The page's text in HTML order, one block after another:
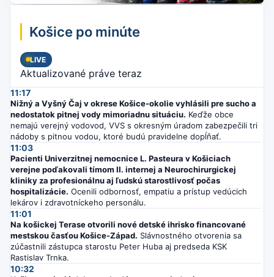
Košice po minúte
LIVE
Aktualizované práve teraz
11:17
Nižný a Vyšný Čaj v okrese Košice-okolie vyhlásili pre sucho a
nedostatok pitnej vody mimoriadnu situáciu. Keďže obce
nemajú verejný vodovod, VVS s okresným úradom zabezpečili tri
nádoby s pitnou vodou, ktoré budú pravidelne dopĺňať.
11:03
Pacienti Univerzitnej nemocnice L. Pasteura v Košiciach
verejne poďakovali tímom II. internej a Neurochirurgickej
kliniky za profesionálnu aj ľudskú starostlivosť počas
hospitalizácie. Ocenili odbornosť, empatiu a prístup vedúcich
lekárov i zdravotníckeho personálu.
11:01
Na košickej Terase otvorili nové detské ihrisko financované
mestskou časťou Košice-Západ. Slávnostného otvorenia sa
zúčastnili zástupca starostu Peter Huba aj predseda KSK
Rastislav Trnka.
10:32